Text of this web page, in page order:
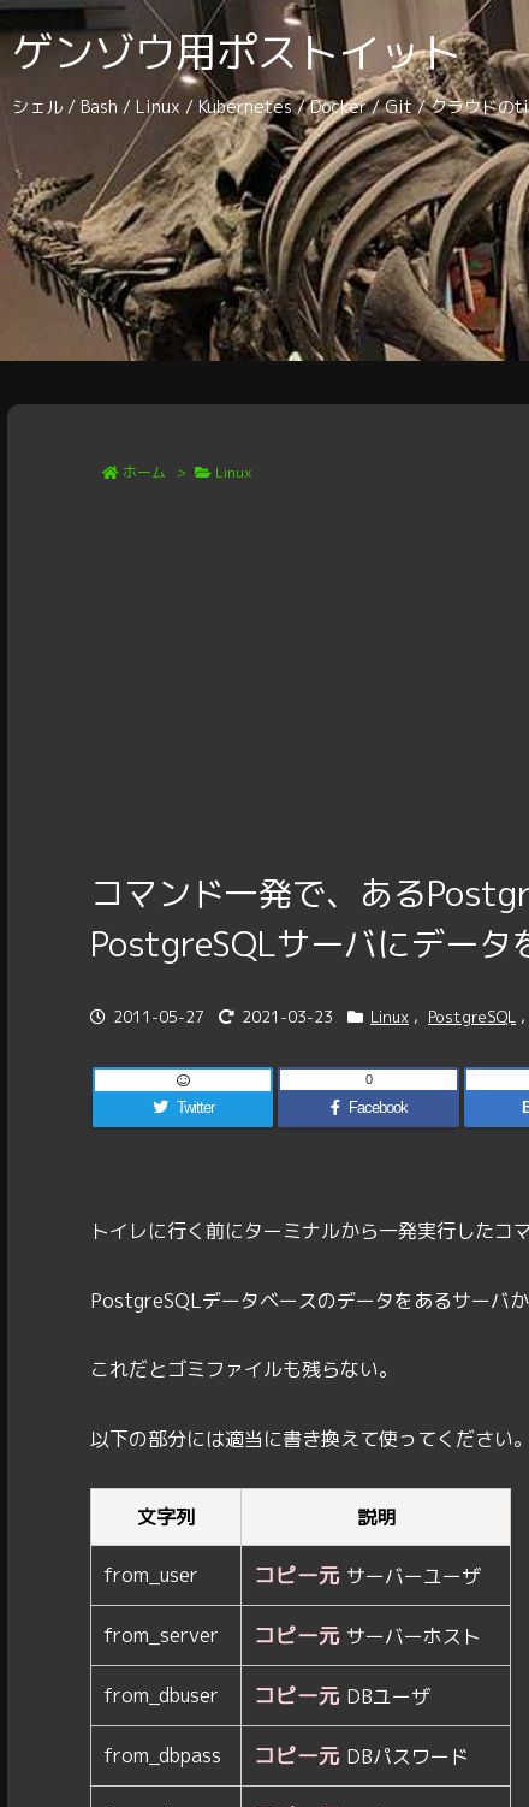
ゲンゾウ用ポストイット
シェル / Bash / Linux / Kubernetes / Docker / Git / クラウドの
ホーム > Linux
コマンド一発で、ある
PostgreSQLサーバにデータ
2011-05-27 2021-03-23 Linux , PostgreSQL ,
Twitter Facebook
0
トイレに行く前にターミナルから一発実行したコマ
PostgreSQLデータベースのデータをあるサーバ
これだとゴミファイルも残らない。
以下の部分には適当に書き換えて使ってください。
文字列 説明
from_user コピー元 サーバーユーザ
from_server コピー元 サーバーホスト
from_dbuser コピー元 DBユーザ
from_dbpass コピー元 DBパスワード